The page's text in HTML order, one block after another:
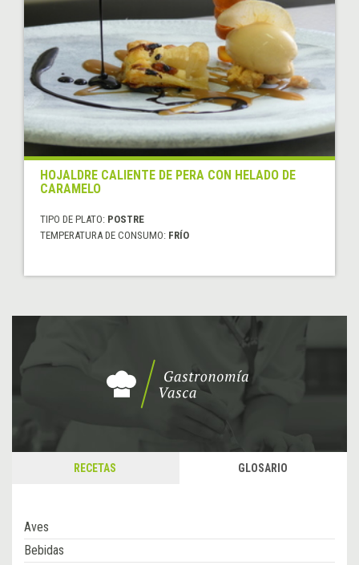
HOJALDRE CALIENTE DE PERA CON HELADO DE
CARAMELO
TIPO DE PLATO: POSTRE
TEMPERATURA DE CONSUMO: FRÍO
RECETAS GLOSARIO
Aves
Bebidas